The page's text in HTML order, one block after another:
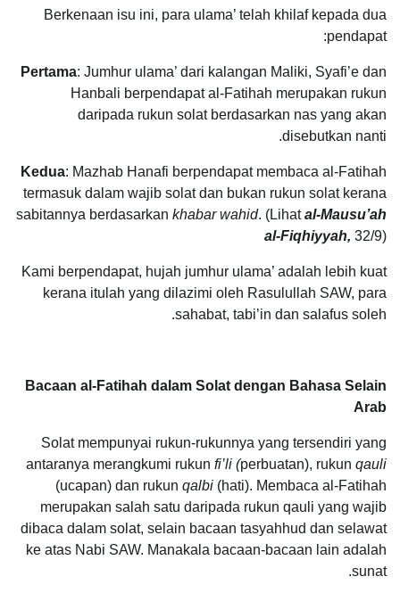
Berkenaan isu ini, para ulama’ telah khilaf kepada dua
pendapat:
Pertama: Jumhur ulama’ dari kalangan Maliki, Syafi’e dan
Hanbali berpendapat al-Fatihah merupakan rukun
daripada rukun solat berdasarkan nas yang akan
disebutkan nanti.
Kedua: Mazhab Hanafi berpendapat membaca al-Fatihah
termasuk dalam wajib solat dan bukan rukun solat kerana
sabitannya berdasarkan khabar wahid. (Lihatal-Mausu’ah
al-Fiqhiyyah, 32/9)
Kami berpendapat, hujah jumhur ulama’ adalah lebih kuat
kerana itulah yang dilazimi oleh Rasulullah SAW, para
sahabat, tabi’in dan salafus soleh.
Bacaan al-Fatihah dalam Solat dengan Bahasa Selain
Arab
Solat mempunyai rukun-rukunnya yang tersendiri yang
antaranya merangkumi rukun fi’li (perbuatan), rukun qauli
(ucapan) dan rukun qalbi (hati). Membaca al-Fatihah
merupakan salah satu daripada rukun qauli yang wajib
dibaca dalam solat, selain bacaan tasyahhud dan selawat
ke atas Nabi SAW. Manakala bacaan-bacaan lain adalah
sunat.